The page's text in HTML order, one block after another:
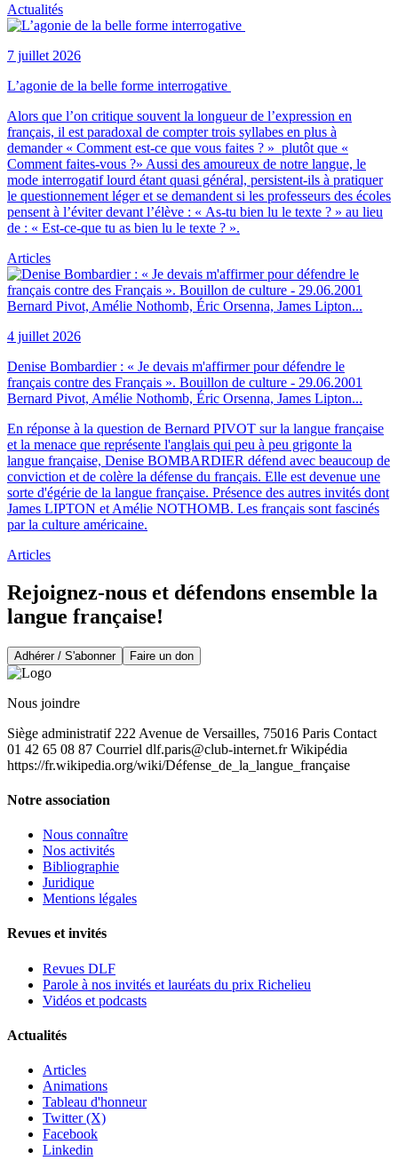
Actualités
7 juillet 2026
L’agonie de la belle forme interrogative
Alors que l’on critique souvent la longueur de l’expression en
français, il est paradoxal de compter trois syllabes en plus à
demander « Comment est-ce que vous faites ? » plutôt que «
Comment faites-vous ?» Aussi des amoureux de notre langue, le
mode interrogatif lourd étant quasi général, persistent-ils à pratiquer
le questionnement léger et se demandent si les professeurs des écoles
pensent à l’éviter devant l’élève : « As-tu bien lu le texte ? » au lieu
de : « Est-ce-que tu as bien lu le texte ? ».
Articles
4 juillet 2026
Denise Bombardier : « Je devais m'affirmer pour défendre le
français contre des Français ». Bouillon de culture - 29.06.2001
Bernard Pivot, Amélie Nothomb, Éric Orsenna, James Lipton...
En réponse à la question de Bernard PIVOT sur la langue française
et la menace que représente l'anglais qui peu à peu grigonte la
langue française, Denise BOMBARDIER défend avec beaucoup de
conviction et de colère la défense du français. Elle est devenue une
sorte d'égérie de la langue française. Présence des autres invités dont
James LIPTON et Amélie NOTHOMB. Les français sont fascinés
par la culture américaine.
Articles
Rejoignez-nous et défendons ensemble la
langue française!
Adhérer / S'abonner Faire un don
Nous joindre
Siège administratif 222 Avenue de Versailles, 75016 Paris Contact
01 42 65 08 87 Courriel dlf.paris@club-internet.frWikipédia
https://fr.wikipedia.org/wiki/Défense_de_la_langue_française
Notre association
Nous connaître
Nos activités
Bibliographie
Juridique
Mentions légales
Revues et invités
Revues DLF
Parole à nos invités et lauréats du prix Richelieu
Vidéos et podcasts
Actualités
Articles
Animations
Tableau d'honneur
Twitter (X)
Facebook
Linkedin